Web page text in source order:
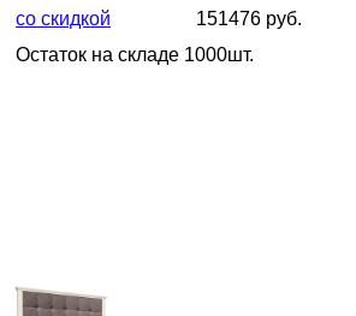
со скидкой
151476 руб.
Остаток на складе 1000шт.